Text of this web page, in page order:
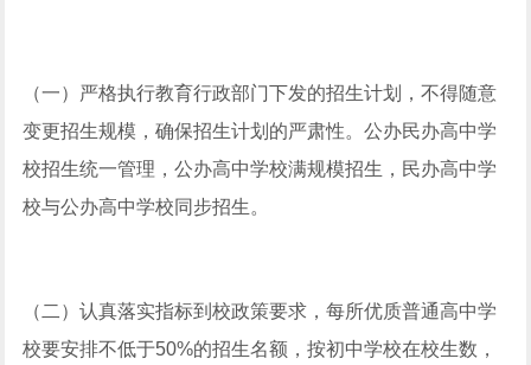
（一）严格执行教育行政部门下发的招生计划，不得随意
变更招生规模，确保招生计划的严肃性。公办民办高中学
校招生统一管理，公办高中学校满规模招生，民办高中学
校与公办高中学校同步招生。
（二）认真落实指标到校政策要求，每所优质普通高中学
校要安排不低于50%的招生名额，按初中学校在校生数，